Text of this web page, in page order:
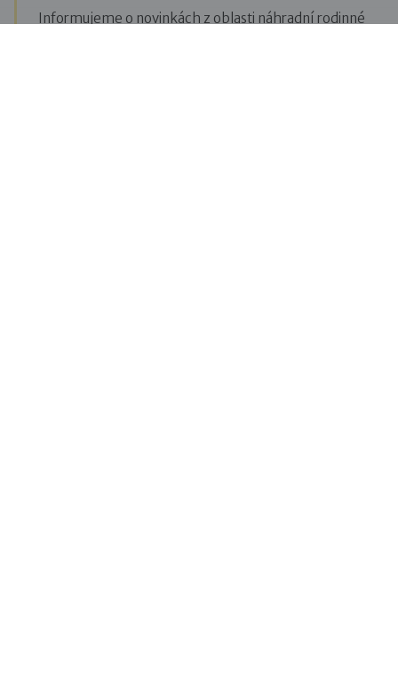
Informujeme o novinkách z oblasti náhradní rodinné